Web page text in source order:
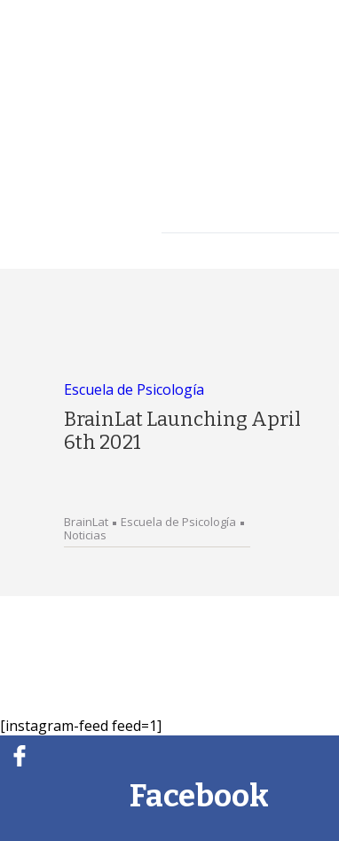
Escuela de Psicología
BrainLat Launching April
6th 2021
BrainLat
Escuela de Psicología
Noticias
[instagram-feed feed=1]
Facebook